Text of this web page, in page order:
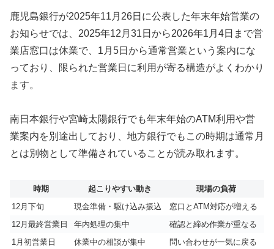
鹿児島銀行が2025年11月26日に公表した年末年始営業の
お知らせでは、2025年12月31日から2026年1月4日まで営
業店窓口は休業で、1月5日から通常営業という案内にな
っており、限られた営業日に利用が寄る構造がよくわかり
ます。
南日本銀行や宮崎太陽銀行でも年末年始のATM利用や営
業案内を別途出しており、地方銀行でもこの時期は通常月
とは別物として準備されていることが読み取れます。
時期 起こりやすい動き
現場の負荷
12月下旬
現金準備・駆け込み振込
窓口とATM対応が増える
12月最終営業日
年内処理の集中
確認と締め作業が重なる
1月初営業日
休業中の相談が集中 問い合わせが一気に戻る